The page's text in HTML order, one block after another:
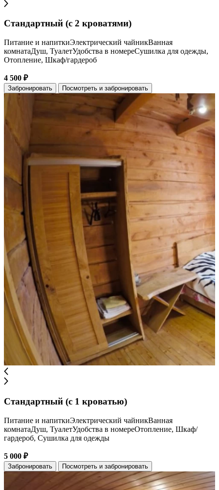
Стандартный (с 2 кроватями)
Питание и напиткиЭлектрический чайникВанная
комнатаДуш, ТуалетУдобства в номереСушилка для одежды,
Отопление, Шкаф/гардероб
4 500 ₽
Забронировать Посмотреть и забронировать
Стандартный (с 1 кроватью)
Питание и напиткиЭлектрический чайникВанная
комнатаДуш, ТуалетУдобства в номереОтопление, Шкаф/
гардероб, Сушилка для одежды
5 000 ₽
Забронировать Посмотреть и забронировать